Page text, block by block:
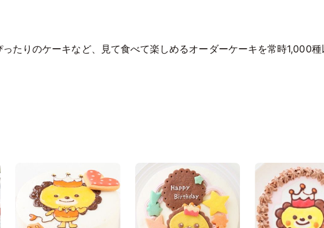
たりのケーキなど、見て食べて楽しめるオーダーケーキを常時1,000種